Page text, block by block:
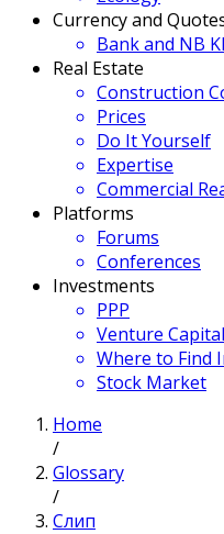
Currency and
Bank and NB
Real Estate
Construction
Prices
Do It Yourself
Expertise
Commercial
Platforms
Forums
Conferences
Investments
PPP
Venture Capital
Where to Find
Stock Market
Home
/
Glossary
/
Слип